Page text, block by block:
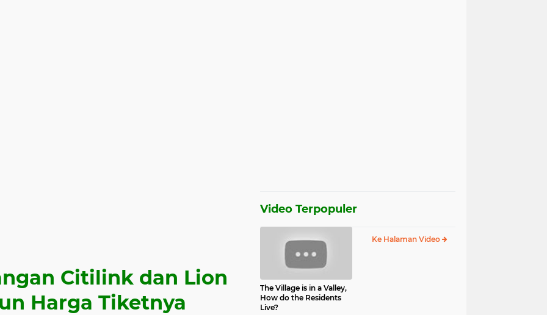
Citilink dan Lion
Harga Tiketnya
Video Terpopuler
The Village is in a Valley,
How do the Residents
Live?
Ke Halaman Video